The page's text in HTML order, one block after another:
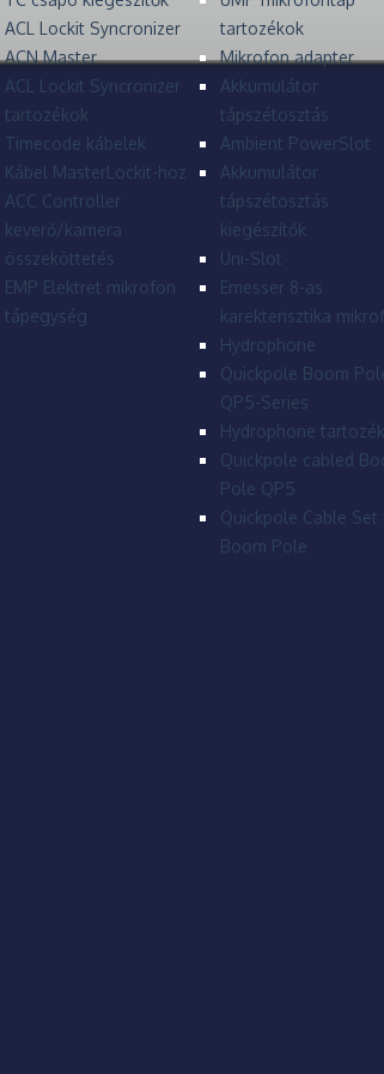
ACL Lockit Syncronizer
ACN Master
ACL Lockit Syncronizer
tartozékok
Timecode kábelek
Kábel MasterLockit-hoz
ACC Controller
keverő/kamera
összeköttetés
EMP Elektret mikrofon
tápegység
tartozékok
Mikrofon adapter
Akkumulátor
tápszétosztás
Ambient PowerSlot
Akkumulátor
tápszétosztás
kiegészítők
Uni-Slot
Emesser 8-as
karekterisztika
Hydrophone
Quickpole Boom
QP5-Series
Hydrophone
Quickpole cabled
Pole QP5
Quickpole Cable Set
Boom Pole